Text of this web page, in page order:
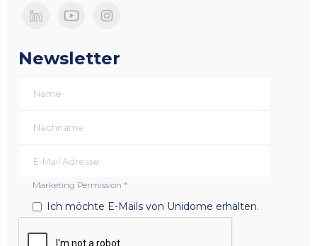
Newsletter
Marketing Permission *
Ich möchte E-Mails von Unidome erhalten.